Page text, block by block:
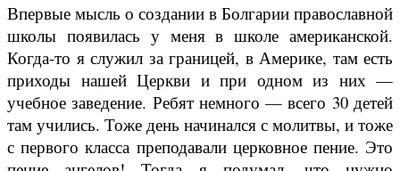
Впервые мысль о создании в Болгарии православной
школы появилась у меня в школе американской.
Когда-то я служил за границей, в Америке, там есть
приходы нашей Церкви и при одном из них —
учебное заведение. Ребят немного — всего 30 детей
там учились. Тоже день начинался с молитвы, и тоже
с первого класса преподавали церковное пение. Это